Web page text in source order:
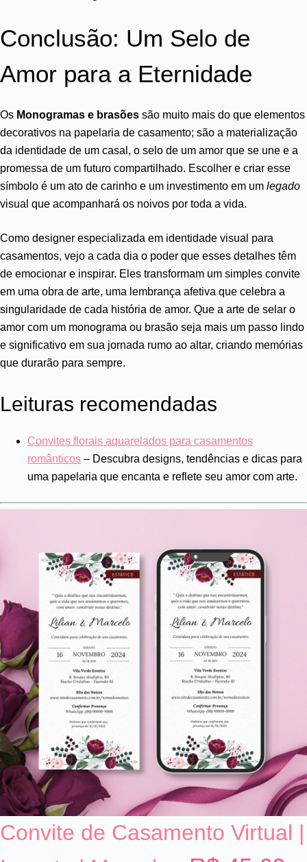
Conclusão: Um Selo de
Amor para a Eternidade
Os Monogramas e brasões são muito mais do que elementos
decorativos na papelaria de casamento; são a materialização
da identidade de um casal, o selo de um amor que se une e a
promessa de um futuro compartilhado. Escolher e criar esse
símbolo é um ato de carinho e um investimento em um legado
visual que acompanhará os noivos por toda a vida.
Como designer especializada em identidade visual para
casamentos, vejo a cada dia o poder que esses detalhes têm
de emocionar e inspirar. Eles transformam um simples convite
em uma obra de arte, uma lembrança afetiva que celebra a
singularidade de cada história de amor. Que a arte de selar o
amor com um monograma ou brasão seja mais um passo lindo
e significativo em sua jornada rumo ao altar, criando memórias
que durarão para sempre.
Leituras recomendadas
Convites florais aquarelados para casamentos
românticos – Descubra designs, tendências e dicas para
uma papelaria que encanta e reflete seu amor com arte.
Convite de Casamento Virtual |